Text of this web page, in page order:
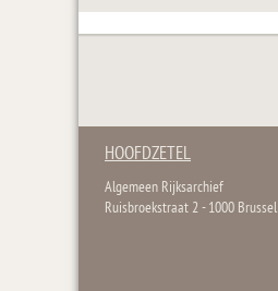
HOOFDZETEL
Algemeen Rijksarchief
Ruisbroekstraat 2 - 1000 Brussel